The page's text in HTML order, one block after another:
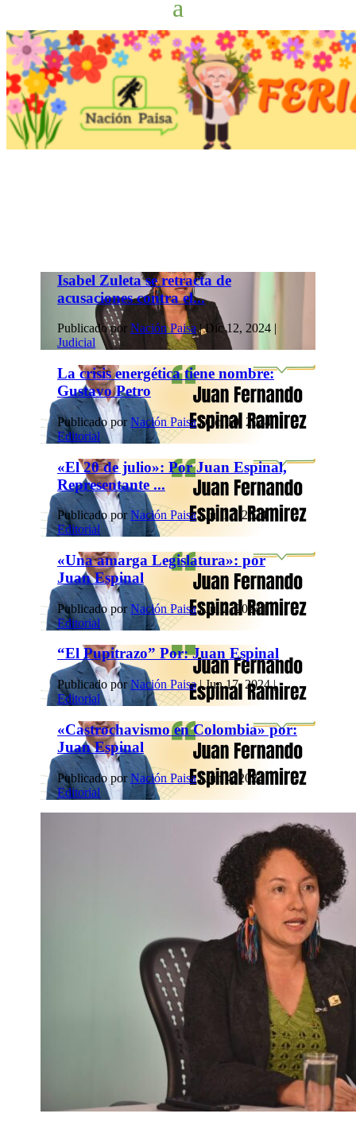
Isabel Zuleta se retracta de
acusaciones contra el...
Publicado por Nación Paisa|Dic 12, 2024|
Judicial
La crisis energética tiene nombre:
Gustavo Petro
Publicado porNación Paisa|Oct 10, 2024|
Editorial
«El 20 de julio»: Por Juan Espinal,
Representante ...
Publicado porNación Paisa|Jul 17, 2024|
Editorial
«Una amarga Legislatura»: por
Juan Espinal
Publicado porNación Paisa|Jul 2, 2024|
Editorial
“El Pupitrazo” Por: Juan Espinal
Publicado porNación Paisa|Jun 17, 2024|
Editorial
«Castrochavismo en Colombia» por:
Juan Espinal
Publicado porNación Paisa|Jun 4, 2024|
Editorial